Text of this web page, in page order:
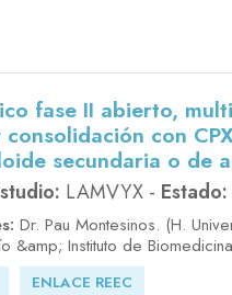
fase II abierto,
con
secundaria o de
LAMVYX - Estado:
Dr. Pau Montesinos. (H.
&amp; Instituto de
ENLACE REEC